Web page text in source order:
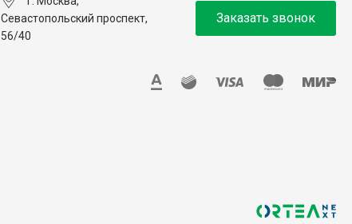
Севастопольский проспект,
56/40
Заказать звонок